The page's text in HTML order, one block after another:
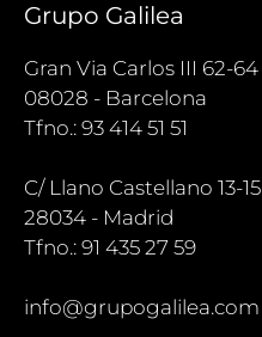
Grupo Galilea
Gran Via Carlos III 62-64
08028 - Barcelona
Tfno.: 93 414 51 51
C/ Llano Castellano 13-15
28034 - Madrid
Tfno.: 91 435 27 59
info@grupogalilea.com